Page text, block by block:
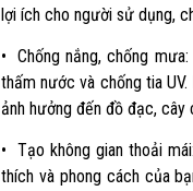
lợi ích cho người sử dụng,
• Chống nắng, chống
thấm nước và chống tia
ảnh hưởng đến đồ đạc,
• Tạo không gian thoải
thích và phong cách của